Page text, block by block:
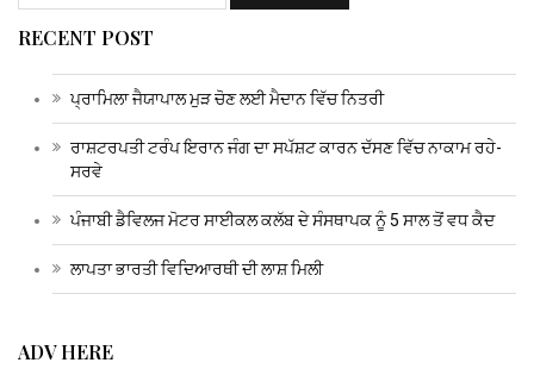
RECENT POST
ਪ੍ਰਾਮਿਲਾ ਜੈਯਾਪਾਲ ਮੁੜ ਚੋਣ ਲਈ ਮੈਦਾਨ ਵਿੱਚ ਨਿਤਰੀ
ਰਾਸ਼ਟਰਪਤੀ ਟਰੰਪ ਇਰਾਨ ਜੰਗ ਦਾ ਸਪੱਸ਼ਟ ਕਾਰਨ ਦੱਸਣ ਵਿੱਚ ਨਾਕਾਮ ਰਹੇ-
ਸਰਵੇ
ਪੰਜਾਬੀ ਡੈਵਿਲਜ ਮੋਟਰ ਸਾਈਕਲ ਕਲੱਬ ਦੇ ਸੰਸਥਾਪਕ ਨੂੰ 5 ਸਾਲ ਤੋਂ ਵਧ ਕੈਦ
ਲਾਪਤਾ ਭਾਰਤੀ ਵਿਦਿਆਰਥੀ ਦੀ ਲਾਸ਼ ਮਿਲੀ
ADV HERE